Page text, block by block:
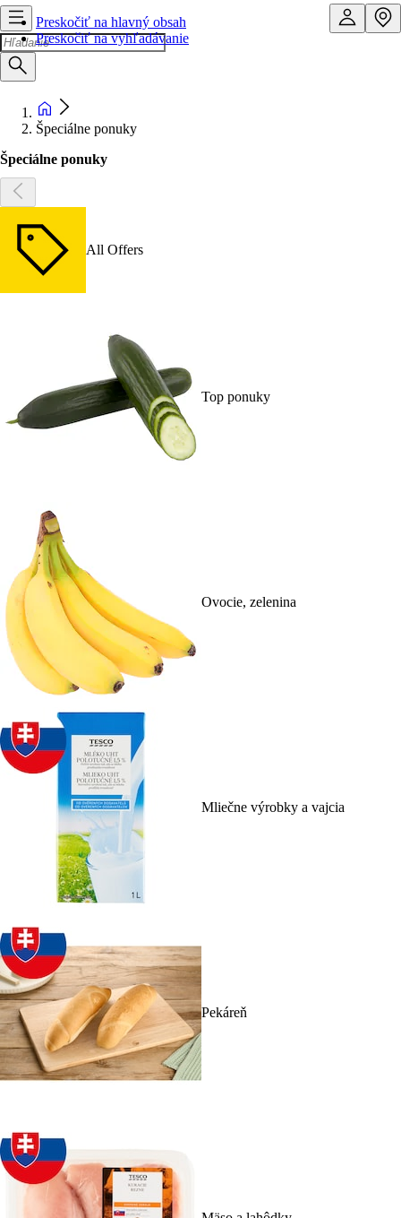
Preskočiť na hlavný obsah
Preskočiť na vyhľadávanie
Špeciálne ponuky
Špeciálne ponuky
All Offers
Top ponuky
Ovocie, zelenina
Mliečne výrobky a vajcia
Pekáreň